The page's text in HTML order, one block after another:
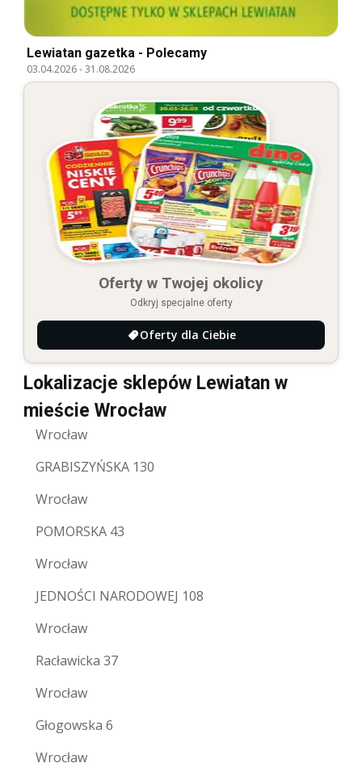
Lewiatan gazetka - Polecamy
03.04.2026-31.08.2026
Oferty w Twojej okolicy
Odkryj specjalne oferty
Oferty dla Ciebie
Lokalizacje sklepów Lewiatan w
mieście Wrocław
Wrocław
GRABISZYŃSKA 130
Wrocław
POMORSKA 43
Wrocław
JEDNOŚCI NARODOWEJ 108
Wrocław
Racławicka 37
Wrocław
Głogowska 6
Wrocław